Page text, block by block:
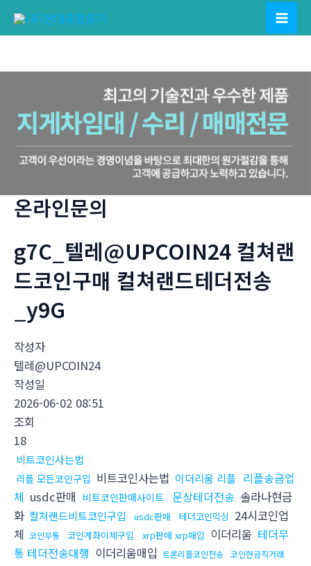
Main
온라인문의
g7C_텔레@UPCOIN24 컬쳐랜
드코인구매 컬쳐랜드테더전송
_y9G
작성자
텔레@UPCOIN24
작성일
2026-06-02 08:51
조회
18
비트코인사는법
리플 모든코인구입 비트코인사는법 이더리움 리플 리플송금업
체 usdc판매 비트코인판매사이트 문상테더전송 솔라나현금
화 컬쳐랜드비트코인구입 usdc판매 테더코인믹싱 24시코인업
체 코인무통 코인계좌이체구입 xrp판매 xrp매입 이더리움 테더무
통 테더전송대행 이더리움매입 트론리플코인전송 코인현금직거래